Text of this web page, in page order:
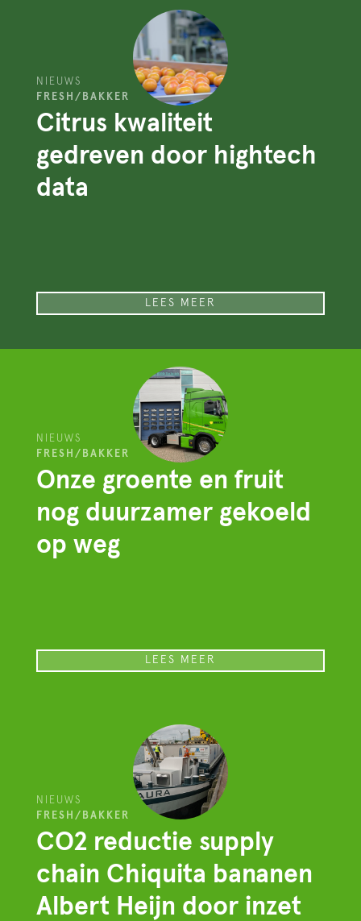
NIEUWS
FRESH/BAKKER
Citrus kwaliteit
gedreven door hightech
data
LEES MEER
NIEUWS
FRESH/BAKKER
Onze groente en fruit
nog duurzamer gekoeld
op weg
LEES MEER
NIEUWS
FRESH/BAKKER
CO2 reductie supply
chain Chiquita bananen
Albert Heijn door inzet